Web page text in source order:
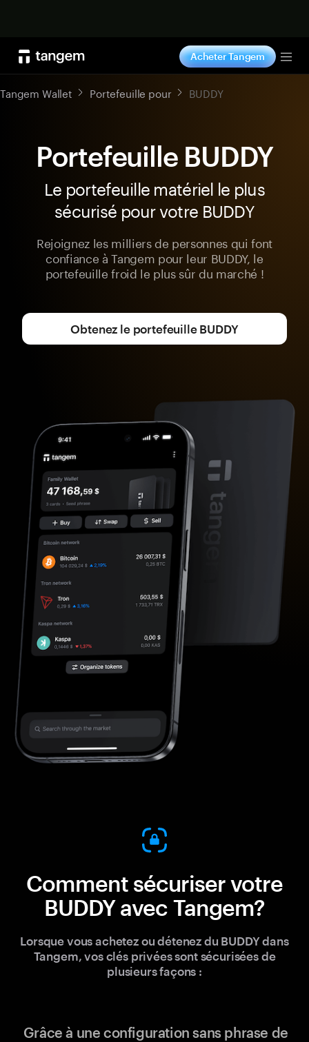
Acheter Tangem
Tangem Wallet Portefeuille pour BUDDY
Portefeuille BUDDY
Le portefeuille matériel le plus
sécurisé pour votre BUDDY
Rejoignez les milliers de personnes qui font
confiance à Tangem pour leur BUDDY, le
portefeuille froid le plus sûr du marché !
Obtenez le portefeuille BUDDY
Comment sécuriser votre
BUDDY avec Tangem?
Lorsque vous achetez ou détenez du BUDDY dans
Tangem, vos clés privées sont sécurisées de
plusieurs façons :
Grâce à une configuration sans phrase de